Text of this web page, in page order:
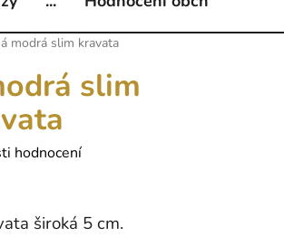
modrá slim kravata
slim
hodnocení
široká 5 cm.